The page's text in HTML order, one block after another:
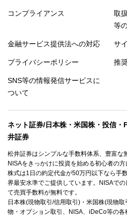
コンプライアンス
取
等
金融サービス提供法への対応 サ
プライバシーポリシー 推
SNS等の情報発信サービスに
ついて
ネット証券/日本株・米国株・投信・
井証券
松井証券はシンプルな手数料体系、豊富な
NISAをきっかけに投資を始める初心者の方
株式は1日の約定代金が50万円以下なら手
界最安水準でご提供しています。NISAで
て売買手数料が無料です。
日本株(現物取引/信用取引)・米国株(現物
物・オプション取引、NISA、iDeCo等の各